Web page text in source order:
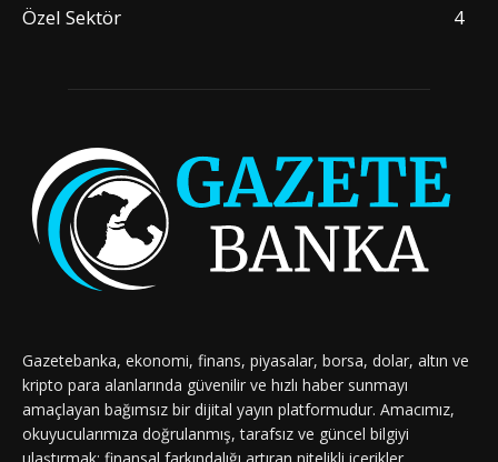
Özel Sektör
4
Gazetebanka, ekonomi, finans, piyasalar, borsa, dolar, altın ve
kripto para alanlarında güvenilir ve hızlı haber sunmayı
amaçlayan bağımsız bir dijital yayın platformudur. Amacımız,
okuyucularımıza doğrulanmış, tarafsız ve güncel bilgiyi